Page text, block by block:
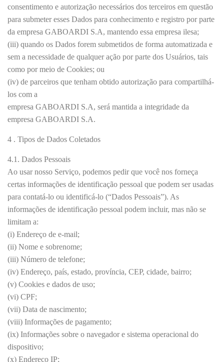
consentimento e autorização necessários dos terceiros em questão
para submeter esses Dados para conhecimento e registro por parte
da empresa GABOARDI S.A, mantendo essa empresa ilesa;
(iii) quando os Dados forem submetidos de forma automatizada e
sem a necessidade de qualquer ação por parte dos Usuários, tais
como por meio de Cookies; ou
(iv) de parceiros que tenham obtido autorização para compartilhá-
los com a
empresa GABOARDI S.A, será mantida a integridade da
empresa GABOARDI S.A.
4 . Tipos de Dados Coletados
4.1. Dados Pessoais
Ao usar nosso Serviço, podemos pedir que você nos forneça
certas informações de identificação pessoal que podem ser usadas
para contatá-lo ou identificá-lo (“Dados Pessoais”). As
informações de identificação pessoal podem incluir, mas não se
limitam a:
(i) Endereço de e-mail;
(ii) Nome e sobrenome;
(iii) Número de telefone;
(iv) Endereço, país, estado, província, CEP, cidade, bairro;
(v) Cookies e dados de uso;
(vi) CPF;
(vii) Data de nascimento;
(viii) Informações de pagamento;
(ix) Informações sobre o navegador e sistema operacional do
dispositivo;
(x) Endereço IP;